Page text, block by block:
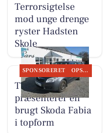
Terrorsigtelse
mod unge drenge
ryster Hadsten
Skole
SPONSORERET OPSLAGSTAVLEN
TT CARS ApS
præsenterer en
brugt Skoda Fabia
i topform